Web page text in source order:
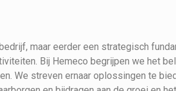
maar eerder een strategisch
Bij Hemeco begrijpen we het
We streven ernaar oplossingen te